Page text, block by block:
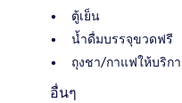
ตู้เย็น
น้ำดื่มบรรจุขวดฟรี
ถุงชา/กาแฟให้บริก
อื่นๆ